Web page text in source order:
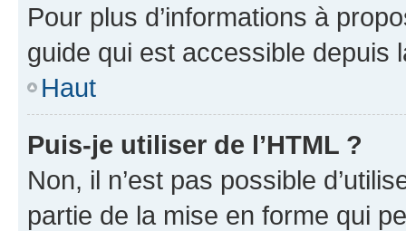
Pour plus d’informations à
guide qui est accessible depuis
Haut
Puis-je utiliser de l’HTML ?
Non, il n’est pas possible
partie de la mise en forme qui